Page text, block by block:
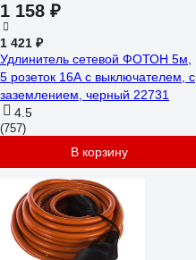
1 158 ₽
1 421 ₽
Удлинитель сетевой ФОТОН 5м,
5 розеток 16А с выключателем, с
заземлением, черный 22731
4.5
(757)
В корзину